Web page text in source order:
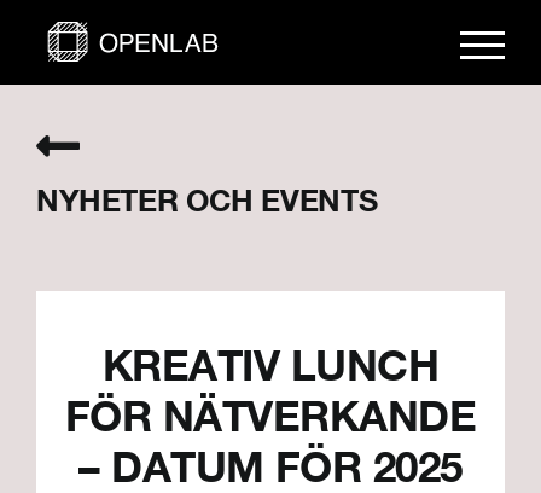
NYHETER OCH EVENTS
KREATIV LUNCH
FÖR NÄTVERKANDE
– DATUM FÖR 2025